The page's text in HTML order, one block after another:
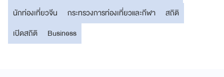
นักท่องเที่ยวจีน
กระทรวงการท่องเที่ยวและกีฬา
สถิติ
เปิดสถิติ
Business